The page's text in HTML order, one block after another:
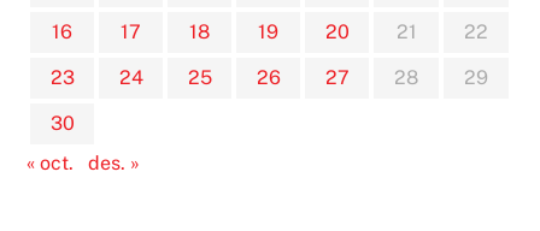
16
17 18 19 20 21
22
23
24 25 26 27 28
29
30
« oct.
des. »